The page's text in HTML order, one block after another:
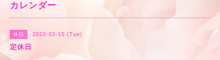
カレンダー
休日 2022-03-15 (Tue)
定休日